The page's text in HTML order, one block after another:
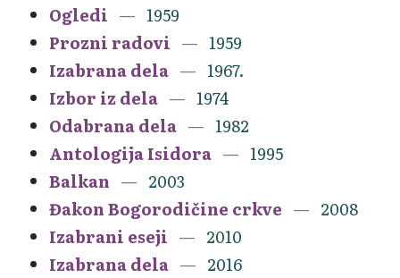
Ogledi
1959
Prozni radovi
1959
Izabrana dela
1967.
Izbor iz dela
1974
Odabrana dela
1982
Antologija Isidora
1995
Balkan
2003
Đakon Bogorodičine crkve
2008
Izabrani eseji
2010
Izabrana dela
2016